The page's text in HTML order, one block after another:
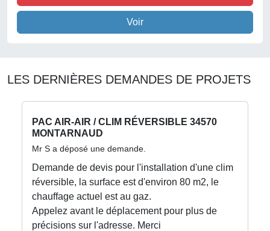
Voir
LES DERNIÈRES DEMANDES DE PROJETS
PAC AIR-AIR / CLIM RÉVERSIBLE 34570
MONTARNAUD
Mr S a déposé une demande.
Demande de devis pour l'installation d'une clim
réversible, la surface est d'environ 80 m2, le
chauffage actuel est au gaz.
Appelez avant le déplacement pour plus de
précisions sur l'adresse. Merci